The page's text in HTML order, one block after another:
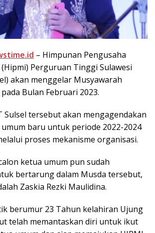
– Himpunan Pengusaha
Perguruan Tinggi Sulawesi
akan menggelar Musyawarah
Bulan Februari 2023.
Sulsel tersebut akan mengagendakan
baru untuk periode 2022-2024
proses mekanisme organisasi.
ketua umum pun sudah
bertarung dalam Musda tersebut,
Zaskia Rezki Maulidina.
berumur 23 Tahun kelahiran Ujung
telah memantaskan diri untuk ikut